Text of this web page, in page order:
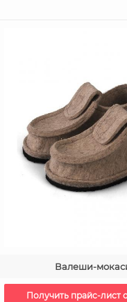
Валеши-
Получить прайс-лист